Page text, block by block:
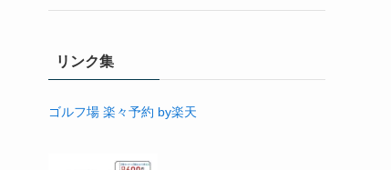
リンク集
ゴルフ場 楽々予約 by楽天